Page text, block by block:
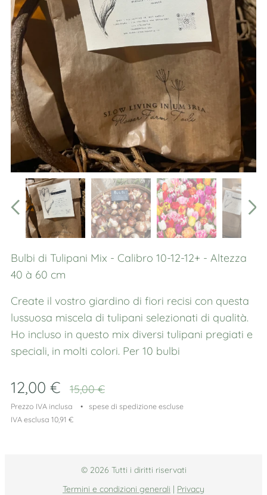
Bulbi di Tulipani Mix - Calibro 10-12-12+ - Altezza
40 à 60 cm
Create il vostro giardino di fiori recisi con questa
lussuosa miscela di tulipani selezionati di qualità.
Ho incluso in questo mix diversi tulipani pregiati e
speciali, in molti colori. Per 10 bulbi
12,00 € 15,00€
Prezzo IVA inclusa
spese di spedizione escluse
IVA esclusa 10,91 €
© 2026 Tutti i diritti riservati
Termini e condizioni generali
Privacy